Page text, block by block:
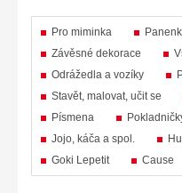
Pro miminka
Závěsné dekorace
Odrážedla a vozíky
Stavět, malovat, učit se
Písmena
Jojo, káča a spol.
Goki Lepetit
Cause